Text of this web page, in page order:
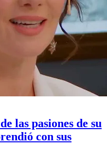
las pasiones de su
con sus